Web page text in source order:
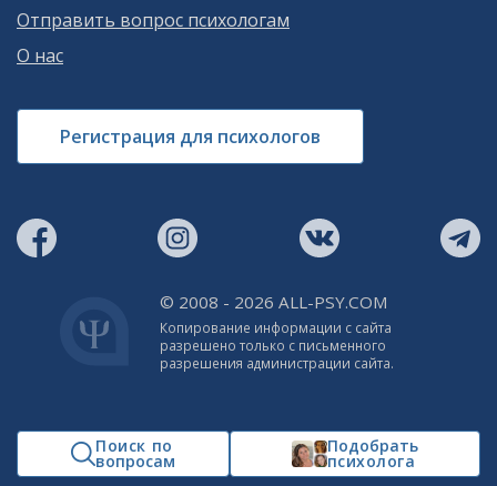
Поиск по
вопросам
Подобрать
психолога
Отправить вопрос психологам
О нас
Регистрация для психологов
© 2008 - 2026 ALL-PSY.COM
Копирование информации с сайта
разрешено только с письменного
разрешения администрации сайта.